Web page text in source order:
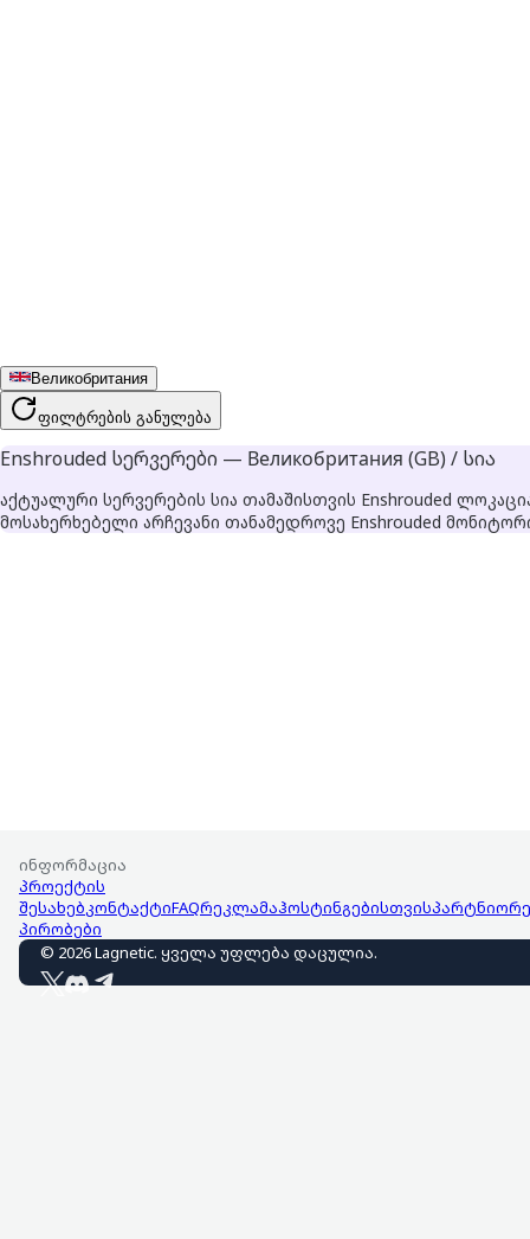
Великобритания
ფილტრების განულება
Enshrouded სერვერები — Великобритания (GB) / სია
აქტუალური სერვერების სია თამაშისთვის Enshrouded
მოსახერხებელი არჩევანი თანამედროვე Enshrouded
ინფორმაცია
პროექტის
შესახებკონტაქტიFAQრეკლამაჰოსტინგებისთვის
პირობები
© 2026Lagnetic. ყველა უფლება დაცულია.